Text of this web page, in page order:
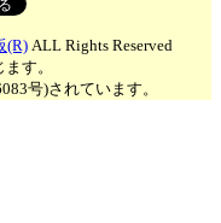
(R)ALL Rights Reserved
す。
号)されています。